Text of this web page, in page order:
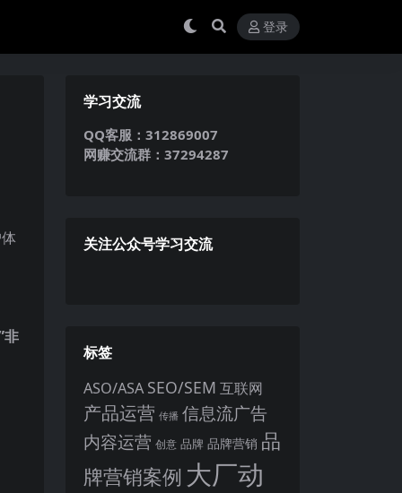
登录
非
学习交流
QQ客服：312869007
网赚交流群：37294287
关注公众号学习交流
标签
ASO/ASA SEO/SEM 互联网
产品运营 传播 信息流广告
内容运营 创意 品牌 品牌营销 品
牌营销案例 大厂动